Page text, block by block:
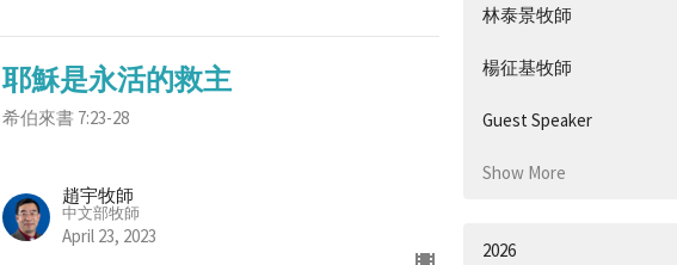
耶穌是永活的救主
希伯來書 7:23-28
趙宇牧師
中文部牧師
April 23, 2023
林泰景牧師
楊征基牧師
Guest Speaker
Show More
2026